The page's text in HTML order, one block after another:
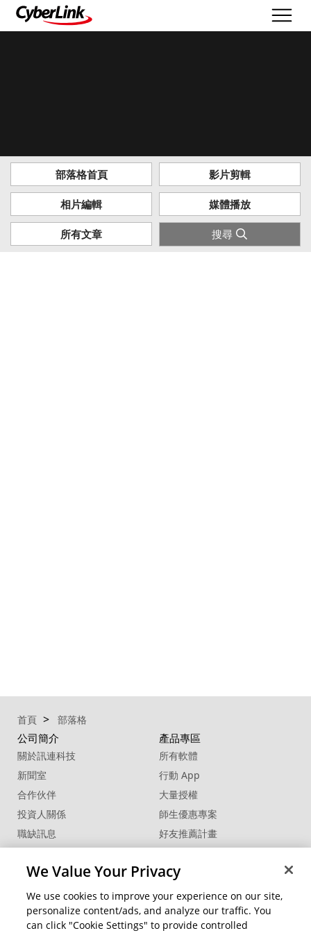
部落格首頁 影片剪輯
相片編輯 媒體播放
所有文章 搜尋
首頁 部落格
公司簡介
關於訊連科技
新聞室
合作伙伴
投資人關係
職缺訊息
聯絡我們
產品專區
所有軟體
行動 App
大量授權
師生優惠專案
好友推薦計畫
商用解決方案
U 系列
客戶支援
支援中心
We Value Your Privacy
We use cookies to improve your experience on our site,
personalize content/ads, and analyze our traffic. You
can click "Cookie Settings" to provide controlled